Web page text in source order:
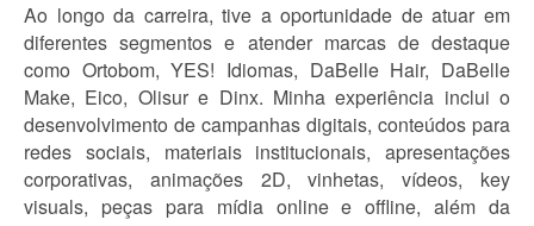
Ao longo da carreira, tive a oportunidade de atuar em
diferentes segmentos e atender marcas de destaque
como Ortobom, YES! Idiomas, DaBelle Hair, DaBelle
Make, Eico, Olisur e Dinx. Minha experiência inclui o
desenvolvimento de campanhas digitais, conteúdos para
redes sociais, materiais institucionais, apresentações
corporativas, animações 2D, vinhetas, vídeos, key
visuals, peças para mídia online e offline, além da